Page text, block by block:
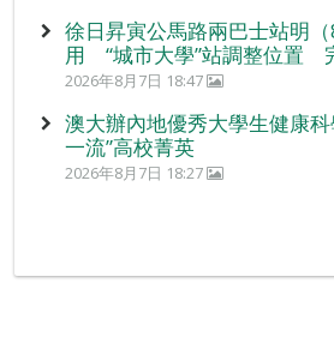
徐日昇寅公馬路兩巴士站明
用 “城市大學”站調整位置
2026年8月7日 18:47
澳大辦內地優秀大學生健康
一流”高校菁英
2026年8月7日 18:27